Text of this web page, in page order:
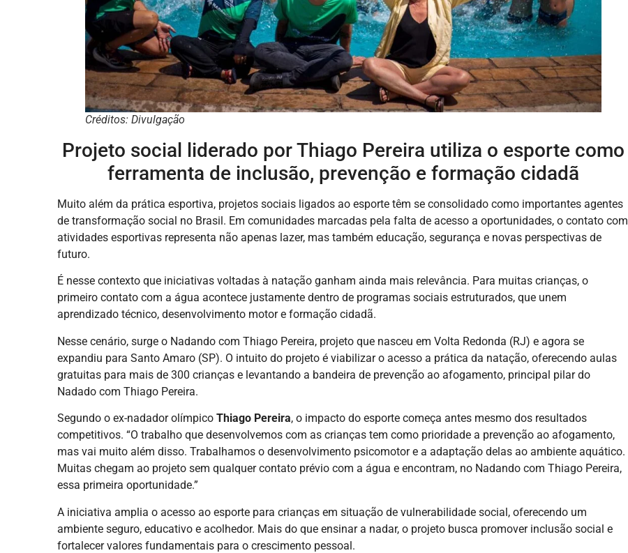
Créditos: Divulgação
Projeto social liderado por Thiago Pereira utiliza o esporte como
ferramenta de inclusão, prevenção e formação cidadã
Muito além da prática esportiva, projetos sociais ligados ao esporte têm se consolidado como importantes agentes
de transformação social no Brasil. Em comunidades marcadas pela falta de acesso a oportunidades, o contato com
atividades esportivas representa não apenas lazer, mas também educação, segurança e novas perspectivas de
futuro.
É nesse contexto que iniciativas voltadas à natação ganham ainda mais relevância. Para muitas crianças, o
primeiro contato com a água acontece justamente dentro de programas sociais estruturados, que unem
aprendizado técnico, desenvolvimento motor e formação cidadã.
Nesse cenário, surge o Nadando com Thiago Pereira, projeto que nasceu em Volta Redonda (RJ) e agora se
expandiu para Santo Amaro (SP). O intuito do projeto é viabilizar o acesso a prática da natação, oferecendo aulas
gratuitas para mais de 300 crianças e levantando a bandeira de prevenção ao afogamento, principal pilar do
Nadado com Thiago Pereira.
Segundo o ex-nadador olímpico Thiago Pereira, o impacto do esporte começa antes mesmo dos resultados
competitivos. “O trabalho que desenvolvemos com as crianças tem como prioridade a prevenção ao afogamento,
mas vai muito além disso. Trabalhamos o desenvolvimento psicomotor e a adaptação delas ao ambiente aquático.
Muitas chegam ao projeto sem qualquer contato prévio com a água e encontram, no Nadando com Thiago Pereira,
essa primeira oportunidade.”
A iniciativa amplia o acesso ao esporte para crianças em situação de vulnerabilidade social, oferecendo um
ambiente seguro, educativo e acolhedor. Mais do que ensinar a nadar, o projeto busca promover inclusão social e
fortalecer valores fundamentais para o crescimento pessoal.